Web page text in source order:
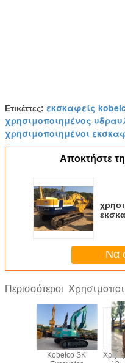
Ετικέττες: εκσκαφείς
χρησιμοποιημένος
χρησιμοποιημένοι
Αποκτήστε
Να
Περισσότεροι
Kobelco SK